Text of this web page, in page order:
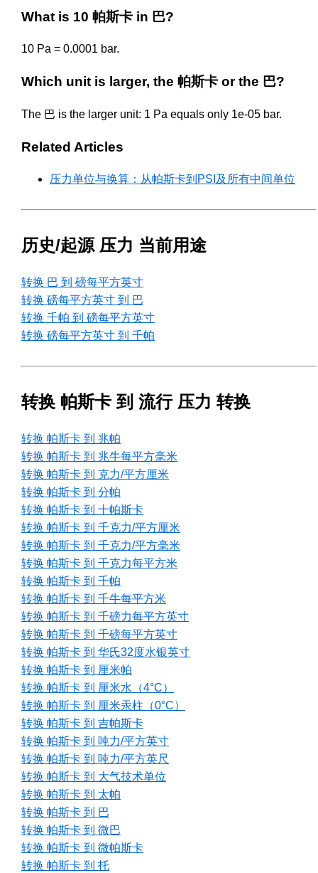
What is 10 帕斯卡 in 巴?
10 Pa = 0.0001 bar.
Which unit is larger, the 帕斯卡 or the 巴?
The 巴 is the larger unit: 1 Pa equals only 1e-05 bar.
Related Articles
压力单位与换算：从帕斯卡到PSI及所有中间单位
历史/起源 压力 当前用途
转换 巴 到 磅每平方英寸
转换 磅每平方英寸 到 巴
转换 千帕 到 磅每平方英寸
转换 磅每平方英寸 到 千帕
转换 帕斯卡 到 流行 压力 转换
转换 帕斯卡 到 兆帕
转换 帕斯卡 到 兆牛每平方毫米
转换 帕斯卡 到 克力/平方厘米
转换 帕斯卡 到 分帕
转换 帕斯卡 到 十帕斯卡
转换 帕斯卡 到 千克力/平方厘米
转换 帕斯卡 到 千克力/平方毫米
转换 帕斯卡 到 千克力每平方米
转换 帕斯卡 到 千帕
转换 帕斯卡 到 千牛每平方米
转换 帕斯卡 到 千磅力每平方英寸
转换 帕斯卡 到 千磅每平方英寸
转换 帕斯卡 到 华氏32度水银英寸
转换 帕斯卡 到 厘米帕
转换 帕斯卡 到 厘米水（4°C）
转换 帕斯卡 到 厘米汞柱（0°C）
转换 帕斯卡 到 吉帕斯卡
转换 帕斯卡 到 吨力/平方英寸
转换 帕斯卡 到 吨力/平方英尺
转换 帕斯卡 到 大气技术单位
转换 帕斯卡 到 太帕
转换 帕斯卡 到 巴
转换 帕斯卡 到 微巴
转换 帕斯卡 到 微帕斯卡
转换 帕斯卡 到 托